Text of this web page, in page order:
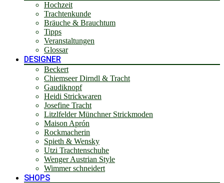
Hochzeit
Trachtenkunde
Bräuche & Brauchtum
Tipps
Veranstaltungen
Glossar
DESIGNER
Beckert
Chiemseer Dirndl & Tracht
Gaudiknopf
Heidi Strickwaren
Josefine Tracht
Litzlfelder Münchner Strickmoden
Maison Aprón
Rockmacherin
Spieth & Wensky
Utzi Trachtenschuhe
Wenger Austrian Style
Wimmer schneidert
SHOPS